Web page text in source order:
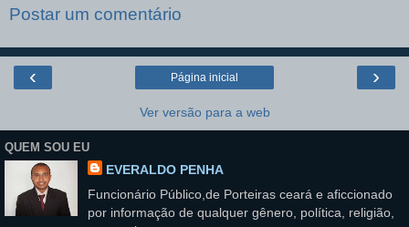
Postar um comentário
‹ ›
Página inicial
Ver versão para a web
QUEM SOU EU
EVERALDO PENHA
Funcionário Público,de Porteiras ceará e aficcionado
por informação de qualquer gênero, política, religião,